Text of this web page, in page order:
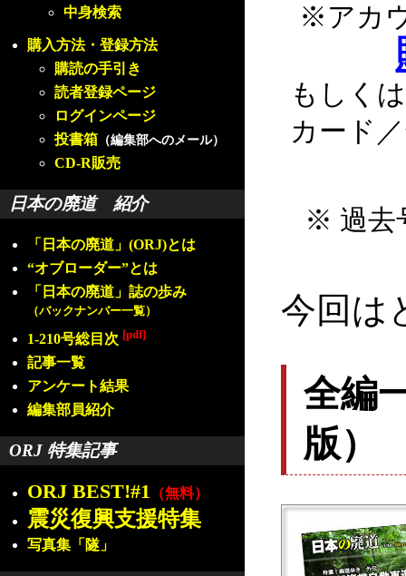
中身検索
購入方法・登録方法
購読の手引き
読者登録ページ
ログインページ
投書箱 （編集部へのメール）
CD-R販売
日本の廃道 紹介
「日本の廃道」(ORJ)とは
“オブローダー”とは
「日本の廃道」誌の歩み
（バックナンバー一覧）
1-210号総目次 [pdf]
記事一覧
アンケート結果
編集部員紹介
ORJ 特集記事
ORJ BEST!#1 （無料）
震災復興支援特集
写真集「隧」
※アカ
もしくは
カード
※ 過去
今回は
全編
版）